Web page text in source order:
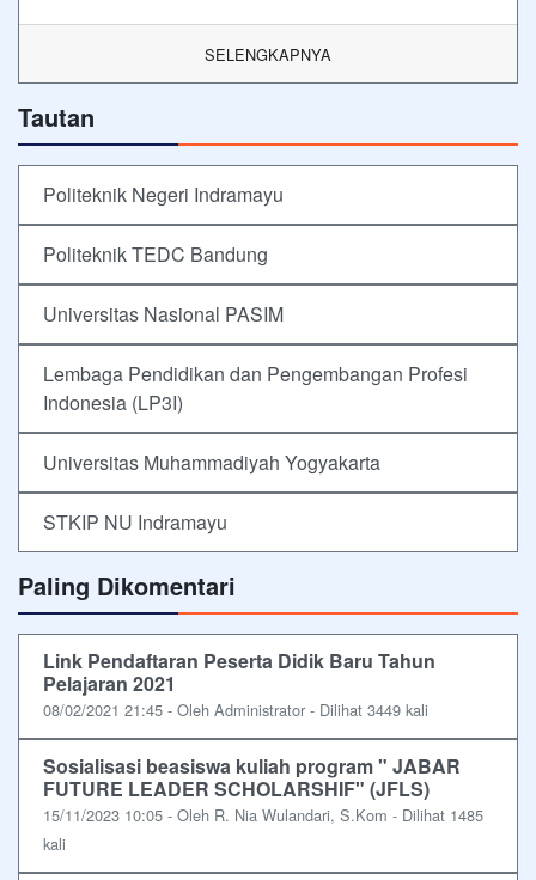
SELENGKAPNYA
Tautan
Politeknik Negeri Indramayu
Politeknik TEDC Bandung
Universitas Nasional PASIM
Lembaga Pendidikan dan Pengembangan Profesi
Indonesia (LP3I)
Universitas Muhammadiyah Yogyakarta
STKIP NU Indramayu
Paling Dikomentari
Link Pendaftaran Peserta Didik Baru Tahun
Pelajaran 2021
08/02/2021 21:45 - Oleh Administrator - Dilihat 3449 kali
Sosialisasi beasiswa kuliah program " JABAR
FUTURE LEADER SCHOLARSHIF" (JFLS)
15/11/2023 10:05 - Oleh R. Nia Wulandari, S.Kom - Dilihat 1485
kali